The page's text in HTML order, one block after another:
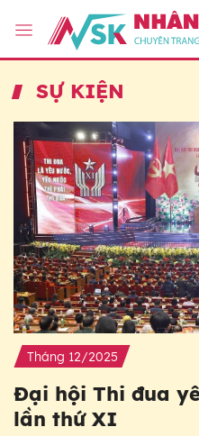
SỰ KIỆN
Tháng 12/2025
Đại hội Thi đua
lần thứ XI